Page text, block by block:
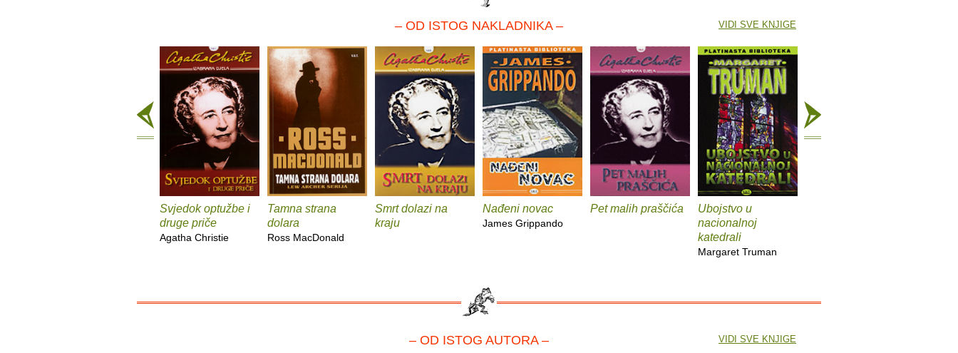
– OD ISTOG NAKLADNIKA –
Svjedok optužbe i
druge priče
Agatha Christie
Tamna strana
dolara
Ross MacDonald
Smrt dolazi na
kraju
Nađeni novac
James Grippando
Pet malih praščića
Ubojstvo u
nacionalnoj
katedrali
Margaret Truman
VIDI SVE KNJIGE
– OD ISTOG AUTORA – VIDI SVE KNJIGE